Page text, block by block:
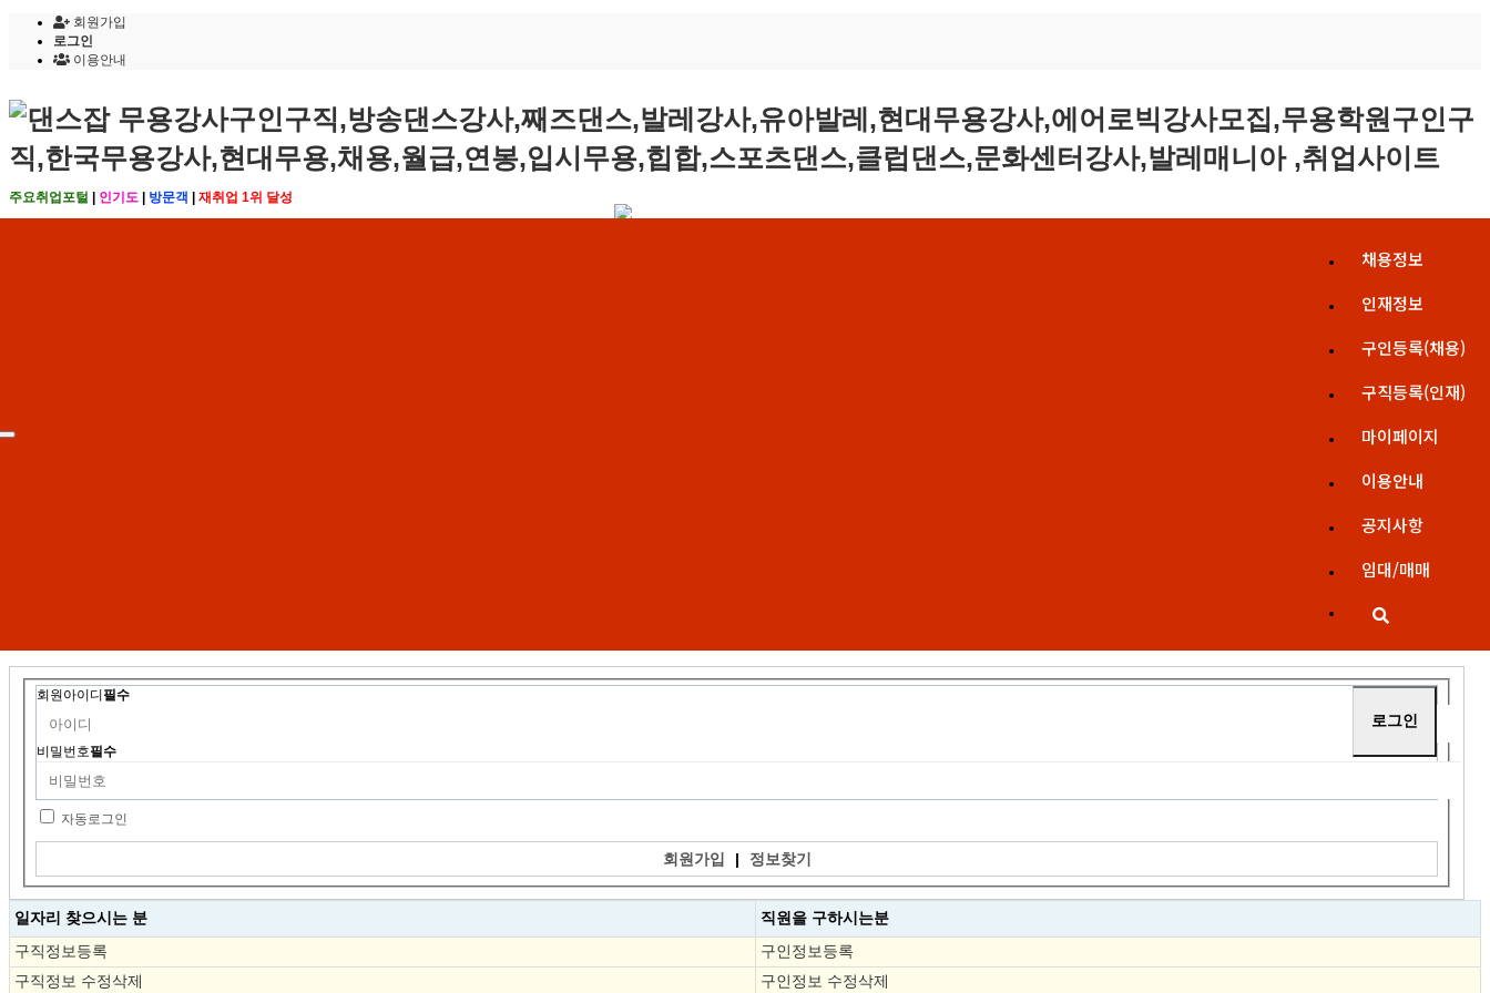
회원가입
로그인
이용안내
주요취업포털 인기도 방문객 재취업 1위 달성
채용정보
인재정보
구인등록(채용)
구직등록(인재)
마이페이지
이용안내
공지사항
임대/매매
회원아이디 필수
비밀번호필수
자동로그인
회원가입 | 정보찾기
일자리 찾으시는 분 직원을 구하시는분
구직정보등록
구인정보등록
구직정보 수정삭제
구인정보 수정삭제